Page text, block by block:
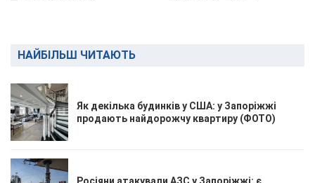
НАЙБІЛЬШ ЧИТАЮТЬ
Як декілька будинків у США: у Запоріжжі
продають найдорожчу квартиру (ФОТО)
Росіяни атакували АЗС у Запоріжжі: є